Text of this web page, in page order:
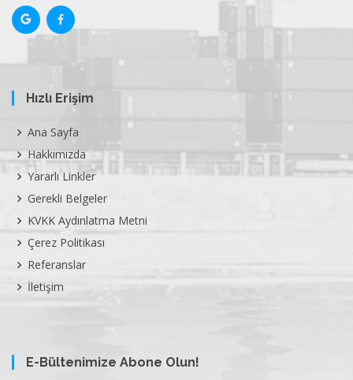
Hızlı Erişim
Ana Sayfa
Hakkımızda
Yararlı Linkler
Gerekli Belgeler
KVKK Aydınlatma Metni
Çerez Politikası
Referanslar
İletişim
E-Bültenimize Abone Olun!